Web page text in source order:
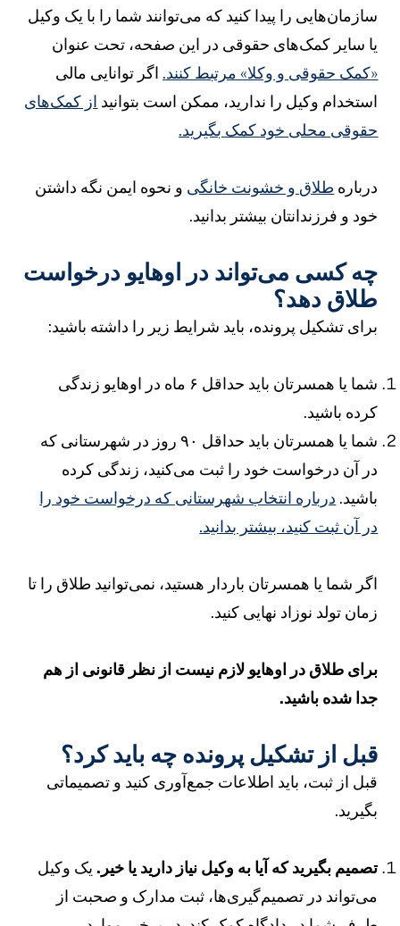
سازمان‌هایی را پیدا کنید که می‌توانند شما را با یک وکیل
یا سایر کمک‌های حقوقی در این صفحه، تحت عنوان
«کمک حقوقی و وکلا» مرتبط کنند.اگر توانایی مالی
استخدام وکیل را ندارید، ممکن است بتوانیداز کمک‌های
حقوقی محلی خود کمک بگیرید.
دربارهطلاق و خشونت خانگیو نحوه ایمن نگه داشتن
خود و فرزندانتان بیشتر بدانید.
چه کسی می‌تواند در اوهایو درخواست
طلاق دهد؟
برای تشکیل پرونده، باید شرایط زیر را داشته باشید:
شما یا همسرتان باید حداقل ۶ ماه در اوهایو زندگی
کرده باشید.
شما یا همسرتان باید حداقل ۹۰ روز در شهرستانی که
در آن درخواست خود را ثبت می‌کنید، زندگی کرده
باشید.درباره انتخاب شهرستانی که درخواست خود را
در آن ثبت کنید، بیشتر بدانید.
اگر شما یا همسرتان باردار هستید، نمی‌توانید طلاق را تا
زمان تولد نوزاد نهایی کنید.
برای طلاق در اوهایو لازم نیست از نظر قانونی از هم
جدا شده باشید.
قبل از تشکیل پرونده چه باید کرد؟
قبل از ثبت، باید اطلاعات جمع‌آوری کنید و تصمیماتی
بگیرید.
تصمیم بگیرید که آیا به وکیل نیاز دارید یا خیر.یک وکیل
می‌تواند در تصمیم‌گیری‌ها، ثبت مدارک و صحبت از